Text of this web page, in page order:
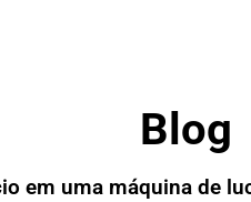
Blog
em uma máquina de